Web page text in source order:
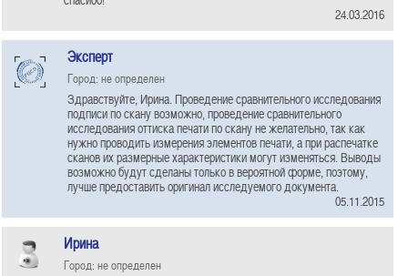
24.03.2016
Эксперт
Город: не определен
Здравствуйте, Ирина. Проведение сравнительного исследования
подписи по скану возможно, проведение сравнительного
исследования оттиска печати по скану не желательно, так как
нужно проводить измерения элементов печати, а при распечатке
сканов их размерные характеристики могут изменяться. Выводы
возможно будут сделаны только в вероятной форме, поэтому,
лучше предоставить оригинал исследуемого документа.
05.11.2015
Ирина
Город: не определен